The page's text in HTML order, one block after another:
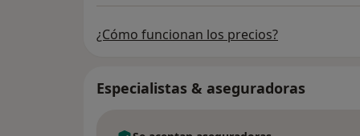
¿Cómo funcionan los precios?
Especialistas & aseguradoras